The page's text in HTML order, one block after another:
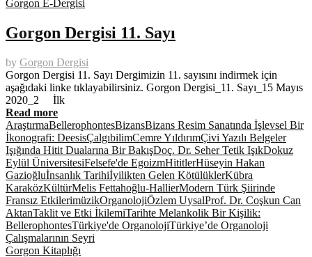
Gorgon E-Dergisi
Gorgon Dergisi 11. Sayı
by Gorgon Dergisi
Gorgon Dergisi 11. Sayı Dergimizin 11. sayısını indirmek için
aşağıdaki linke tıklayabilirsiniz. Gorgon Dergisi_11. Sayı_15 Mayıs
2020_2 İlk
Read more
AraştırmaBellerophontesBizansBizans Resim Sanatında İşlevsel Bir
İkonografi: DeesisÇalgıbilimCemre YıldırımÇivi Yazılı Belgeler
Işığında Hitit Dualarına Bir BakışDoç. Dr. Seher Tetik IşıkDokuz
Eylül ÜniversitesiFelsefe'de EgoizmHititlerHüseyin Hakan
Gazioğluİnsanlık Tarihiİyilikten Gelen KötülüklerKübra
KaraközKültürMelis Fettahoğlu-HallierModern Türk Şiirinde
Fransız EtkilerimüzikOrganolojiÖzlem UysalProf. Dr. Coşkun Can
AktanTaklit ve Etki İkilemiTarihte Melankolik Bir Kişilik:
BellerophontesTürkiye'de OrganolojiTürkiye’de Organoloji
Çalışmalarının Seyri
Gorgon Kitaplığı